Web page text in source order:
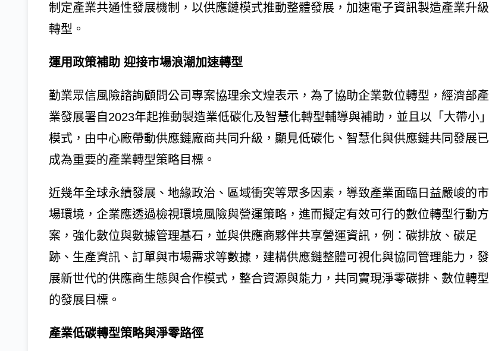
制定產業共通性發展機制，以供應鏈模式推動整體發展，加速電子資訊製造產業升級
轉型。
運用政策補助 迎接市場浪潮加速轉型
勤業眾信風險諮詢顧問公司專案協理余文煌表示，為了協助企業數位轉型，經濟部產
業發展署自2023年起推動製造業低碳化及智慧化轉型輔導與補助，並且以「大帶小」
模式，由中心廠帶動供應鏈廠商共同升級，顯見低碳化、智慧化與供應鏈共同發展已
成為重要的產業轉型策略目標。
近幾年全球永續發展、地緣政治、區域衝突等眾多因素，導致產業面臨日益嚴峻的市
場環境，企業應透過檢視環境風險與營運策略，進而擬定有效可行的數位轉型行動方
案，強化數位與數據管理基石，並與供應商夥伴共享營運資訊，例：碳排放、碳足
跡、生產資訊、訂單與市場需求等數據，建構供應鏈整體可視化與協同管理能力，發
展新世代的供應商生態與合作模式，整合資源與能力，共同實現淨零碳排、數位轉型
的發展目標。
產業低碳轉型策略與淨零路徑